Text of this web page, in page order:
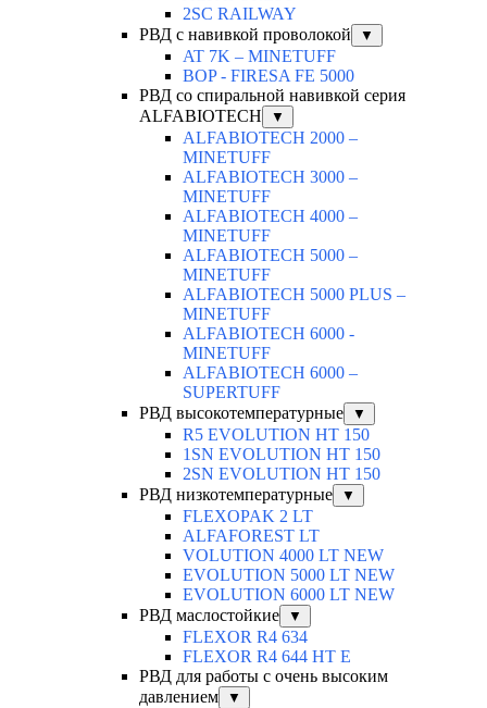
2SC RAILWAY
РВД с навивкой проволокой
▼
AT 7K – MINETUFF
BOP - FIRESA FE 5000
РВД со спиральной навивкой серия
ALFABIOTECH
▼
ALFABIOTECH 2000 –
MINETUFF
ALFABIOTECH 3000 –
MINETUFF
ALFABIOTECH 4000 –
MINETUFF
ALFABIOTECH 5000 –
MINETUFF
ALFABIOTECH 5000 PLUS –
MINETUFF
ALFABIOTECH 6000 -
MINETUFF
ALFABIOTECH 6000 –
SUPERTUFF
РВД высокотемпературные
▼
R5 EVOLUTION HT 150
1SN EVOLUTION HT 150
2SN EVOLUTION HT 150
РВД низкотемпературные
▼
FLEXOPAK 2 LT
ALFAFOREST LT
VOLUTION 4000 LT NEW
EVOLUTION 5000 LT NEW
EVOLUTION 6000 LT NEW
РВД маслостойкие
▼
FLEXOR R4 634
FLEXOR R4 644 HT E
РВД для работы с очень высоким
давлением
▼